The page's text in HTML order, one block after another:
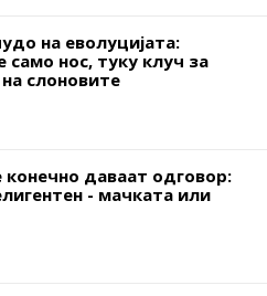
на еволуцијата:
само нос, туку клуч за
слоновите
даваат одговор:
- мачката или